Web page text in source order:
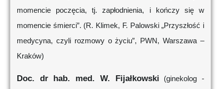
momencie poczęcia, tj. zapłodnienia, i kończy się w
momencie śmierci”. (R. Klimek, F. Palowski „Przyszłość i
medycyna, czyli rozmowy o życiu”, PWN, Warszawa –
Kraków)
Doc. dr hab. med. W. Fijałkowski (ginekolog -